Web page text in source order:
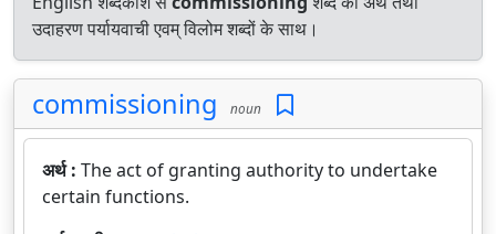
उदाहरण पर्यायवाची एवम् विलोम शब्दों के साथ।
commissioning noun
अर्थ : The act of granting authority to undertake
certain functions.